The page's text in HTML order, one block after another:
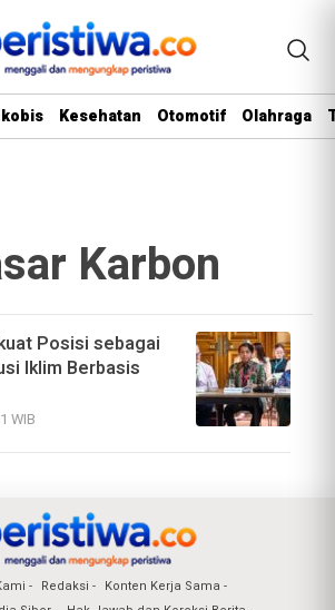
Kesehatan Otomotif Olahraga
Karbon
Posisi sebagai
Iklim Berbasis
WIB
Redaksi
Konten Kerja Sama